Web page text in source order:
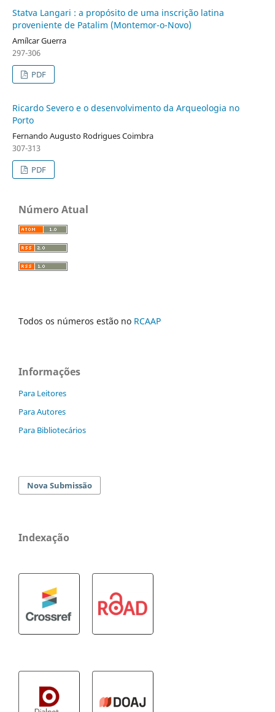
Statva Langari : a propósito de uma inscrição latina
proveniente de Patalim (Montemor-o-Novo)
Amílcar Guerra
297-306
PDF
Ricardo Severo e o desenvolvimento da Arqueologia no
Porto
Fernando Augusto Rodrigues Coimbra
307-313
PDF
Número Atual
Todos os números estão no RCAAP
Informações
Para Leitores
Para Autores
Para Bibliotecários
Nova Submissão
Indexação